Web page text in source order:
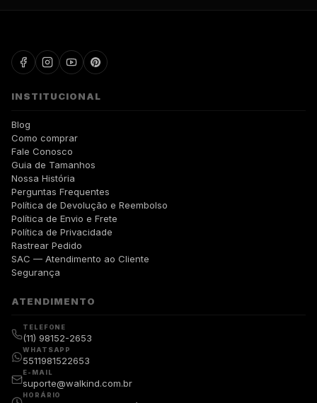
INSTITUCIONAL
Blog
Como comprar
Fale Conosco
Guia de Tamanhos
Nossa História
Perguntas Frequentes
Política de Devolução e Reembolso
Política de Envio e Frete
Política de Privacidade
Rastrear Pedido
SAC — Atendimento ao Cliente
Segurança
ATENDIMENTO
TELEFONE
(11) 98152-2653
WHATSAPP
5511981522653
E-MAIL
suporte@walkind.com.br
HORÁRIO